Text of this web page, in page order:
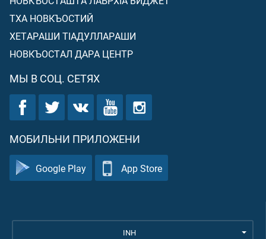
ТХА НОВКЪОСТИЙ
ХЕТАРАШИ ТIАДУЛЛАРАШИ
НОВКЪОСТАЛ ДАРА ЦЕНТР
МЫ В СОЦ. СЕТЯХ
МОБИЛЬНИ ПРИЛОЖЕНИ
Google Play App Store
INH